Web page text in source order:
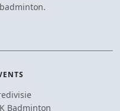
Badminton